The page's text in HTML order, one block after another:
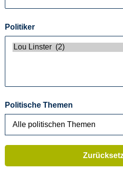
Politiker
Politische Themen